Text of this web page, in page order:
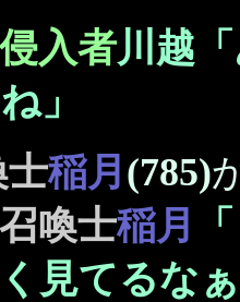
入者川越
」
士稲月 (785)
喚士稲月
見てるな